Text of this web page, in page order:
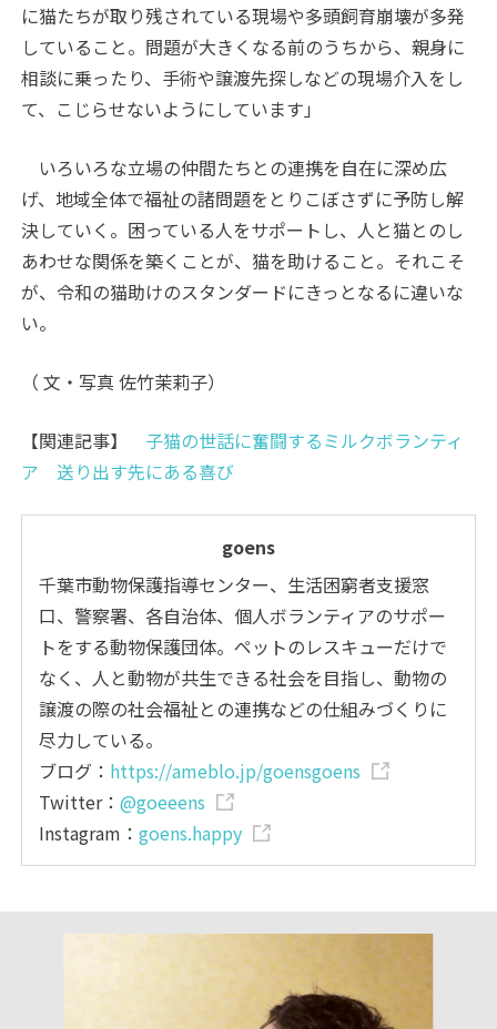
に猫たちが取り残されている現場や多頭飼育崩壊が多発
していること。問題が大きくなる前のうちから、親身に
相談に乗ったり、手術や譲渡先探しなどの現場介入をし
て、こじらせないようにしています」
いろいろな立場の仲間たちとの連携を自在に深め広
げ、地域全体で福祉の諸問題をとりこぼさずに予防し解
決していく。困っている人をサポートし、人と猫とのし
あわせな関係を築くことが、猫を助けること。それこそ
が、令和の猫助けのスタンダードにきっとなるに違いな
い。
（ 文・写真 佐竹茉莉子）
【関連記事】 子猫の世話に奮闘するミルクボランティ
ア 送り出す先にある喜び
goens
千葉市動物保護指導センター、生活困窮者支援窓
口、警察署、各自治体、個人ボランティアのサポー
トをする動物保護団体。ペットのレスキューだけで
なく、人と動物が共生できる社会を目指し、動物の
譲渡の際の社会福祉との連携などの仕組みづくりに
尽力している。
ブログ： https://ameblo.jp/goensgoens
Twitter：@goeeens
Instagram：goens.happy